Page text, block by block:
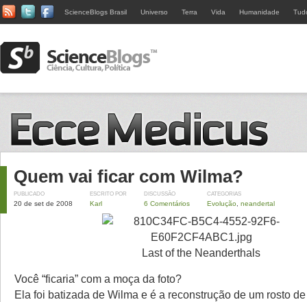
ScienceBlogs Brasil Universo Terra Vida Humanidade
Quem vai ficar com Wilma?
PUBLICADO
20 de set de 2008
ESCRITO POR
Karl
DISCUSSÃO
6 Comentários
CATEGORIAS
Evolução neandertal
Last of the Neanderthals
Você “ficaria” com a moça da foto?
Ela foi batizada de Wilma e é a reconstrução de um rosto